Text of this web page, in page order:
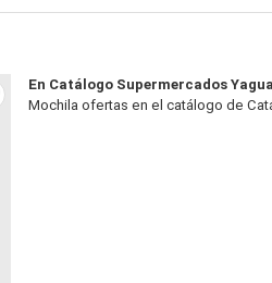
En Catálogo Supermercados
Mochila ofertas en el catálogo de